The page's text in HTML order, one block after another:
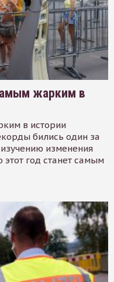
жарким в
в истории
бились один за
изменения
этот год станет самым